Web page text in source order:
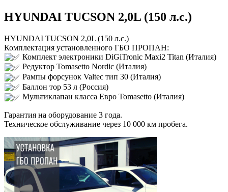
HYUNDAI TUCSON 2,0L (150 л.с.)
HYUNDAI TUCSON 2,0L (150 л.с.)
Комплектация установленного ГБО ПРОПАН:
Комплект электроники DiGiTronic Maxi2 Titan (Италия)
Редуктор Tomasetto Nordic (Италия)
Рампы форсунок Valtec тип 30 (Италия)
Баллон тор 53 л (Россия)
Мультиклапан класса Евро Tomasetto (Италия)
Гарантия на оборудование 3 года.
Техническое обслуживание через 10 000 км пробега.